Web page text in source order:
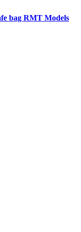
bag RMT Models